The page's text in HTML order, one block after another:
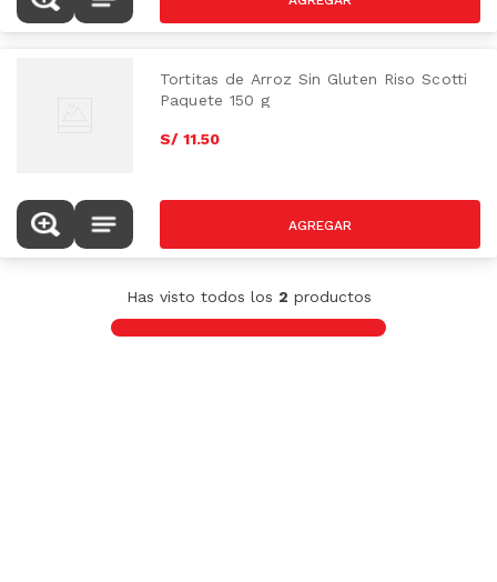
Tortitas de Arroz Sin Gluten Riso Scotti
Paquete 150 g
S/ 11.50
Has visto todos los 2 productos